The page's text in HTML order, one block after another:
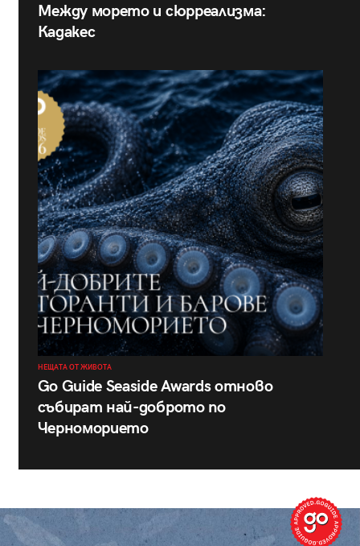
Между морето и сюрреализма:
Кадакес
НЕЩАТА ОТ ЖИВОТА
Go Guide Seaside Awards отново
събират най-доброто по
Черноморието